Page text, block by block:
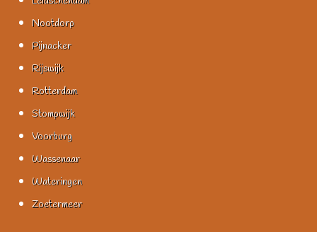
Nootdorp
Pijnacker
Rijswijk
Rotterdam
Stompwijk
Voorburg
Wassenaar
Wateringen
Zoetermeer